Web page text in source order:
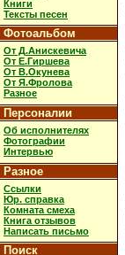
Книги
Тексты песен
Фотоальбом
От Д.Анискевича
От Е.Гиршева
От В.Окунева
От Я.Фролова
Разное
Персоналии
Об исполнителях
Фотографии
Интервью
Разное
Ссылки
Юр. справка
Комната смеха
Книга отзывов
Написать письмо
Поиск